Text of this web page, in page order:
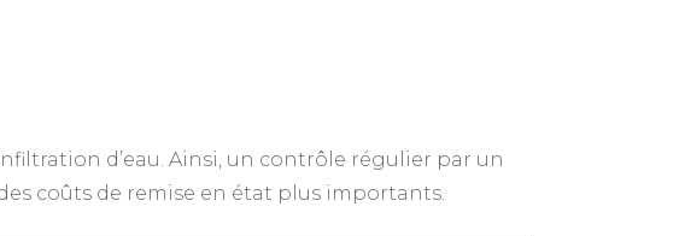
d’eau. Ainsi, un contrôle régulier par un
coûts de remise en état plus importants.